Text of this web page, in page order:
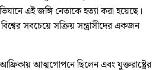
এই জঙ্গি নেতাকে হত্যা করা হয়েছে।
সবচেয়ে সক্রিয় সন্ত্রাসীদের একজন
আফ্রিকায় আত্মগোপনে ছিলেন এবং যুক্তরাষ্ট্রের